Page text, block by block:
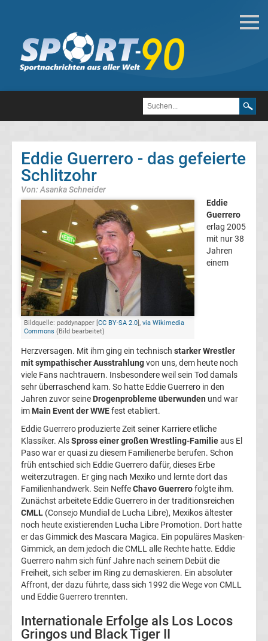
WWE
WWE
WWE
Wrestler
Liste
Top-
Aktuell
Bundesliga
Tabelle
Ergebnisse
2.
Liga
Ergebnisse
3.
Liga
Ergebnisse
3.
Tabelle
Eddie Guerrero - das gefeierte
Schlitzohr
Von: Asanka Schneider
Bildquelle: paddynapper [CC BY-SA 2.0], via Wikimedia
Commons (Bild bearbeitet)
Eddie
Guerrero
erlag 2005
mit nur 38
Jahren
einem
Herzversagen. Mit ihm ging ein technisch starker Wrestler
mit sympathischer Ausstrahlungvon uns, dem heute noch
viele Fans nachtrauern. Insbesondere weil sein Tod damals
sehr überraschend kam. So hatte Eddie Guerrero in den
Jahren zuvor seine Drogenprobleme überwunden und war
im Main Event der WWEfest etabliert.
Eddie Guerrero produzierte Zeit seiner Karriere etliche
Klassiker. AlsSpross einer großen Wrestling-Familieaus El
Paso war er quasi zu diesem Familienerbe berufen. Schon
früh entschied sich Eddie Guerrero dafür, dieses Erbe
weiterzutragen. Er ging nach Mexiko und lernte dort das
Familienhandwerk. Sein NeffeChavo Guerrerofolgte ihm.
Zunächst arbeitete Eddie Guerrero in der traditionsreichen
CMLL (Consejo Mundial de Lucha Libre), Mexikos ältester
noch heute existierenden Lucha Libre Promotion. Dort hatte
er das Gimmick des Mascara Magica. Ein populäres Masken-
Gimmick, an dem jedoch die CMLL alle Rechte hatte. Eddie
Guerrero nahm sich fünf Jahre nach seinem Debüt die
Freiheit, sich selber im Ring zu demaskieren. Ein absoluter
Affront, der dazu führte, dass sich 1992 die Wege von CMLL
und Eddie Guerrero trennten.
Internationale Erfolge als Los Locos
Gringos und Black Tiger II